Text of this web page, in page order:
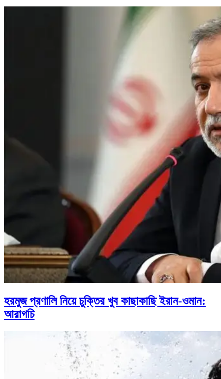
হরমুজ প্রণালি নিয়ে চুক্তির খুব কাছাকাছি ইরান-ওমান:
আরাগচি